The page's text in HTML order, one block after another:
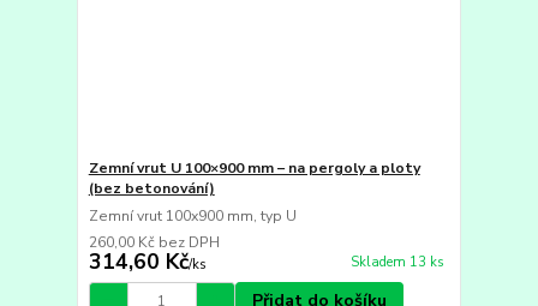
Zemní vrut U 100×900 mm – na pergoly a ploty
(bez betonování)
Zemní vrut 100x900 mm, typ U
314,60 Kč/ks
260,00 Kč bez DPH
Skladem 13 ks
Přidat do košíku